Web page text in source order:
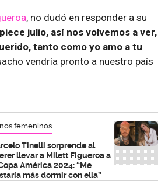
, no dudó en responder a su
julio, así nos volvemos a ver,
tanto como yo amo a tu
vendría pronto a nuestro país
femeninos
Tinelli sorprende al
llevar a Milett Figueroa a
América 2024: “Me
más dormir con ella”